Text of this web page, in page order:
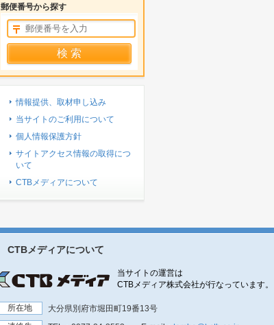
郵便番号から探す
情報提供、取材申し込み
当サイトのご利用について
個人情報保護方針
サイトアクセス情報の取得につ
いて
CTBメディアについて
CTBメディアについて
当サイトの運営は
CTBメディア株式会社が行なっています。
所在地
大分県別府市堀田町19番13号